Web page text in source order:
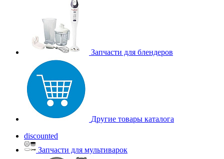
Запчасти для блендеров
Другие товары каталога
discounted
Запчасти для мультиварок